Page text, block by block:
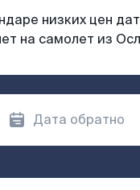
низких цен
на самолет из